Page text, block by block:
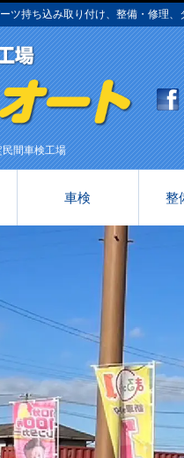
ツ持ち込み取り付け、整備・修理、
間車検工場
車検 整